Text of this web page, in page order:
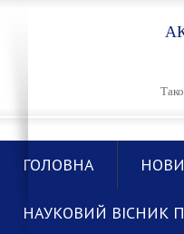
ГОЛОВНА
НАУКОВИЙ ВІСНИК